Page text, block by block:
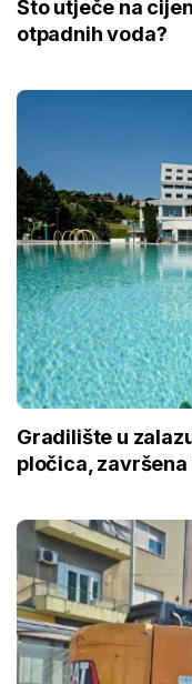
Što utječe na
otpadnih voda?
Gradilište u
pločica,